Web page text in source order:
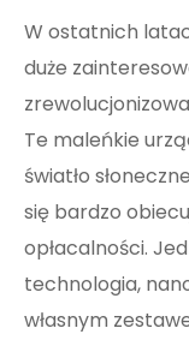
W ostatnich
duże
Te maleńkie
światło
się bardzo
opłacalności.
technologia,
własnym